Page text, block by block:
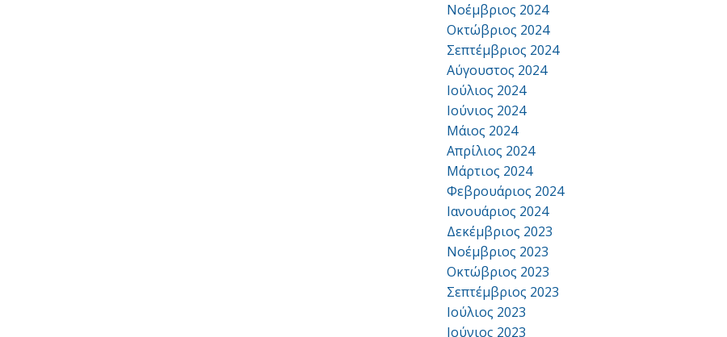
Νοέμβριος 2024
Οκτώβριος 2024
Σεπτέμβριος 2024
Αύγουστος 2024
Ιούλιος 2024
Ιούνιος 2024
Μάιος 2024
Απρίλιος 2024
Μάρτιος 2024
Φεβρουάριος 2024
Ιανουάριος 2024
Δεκέμβριος 2023
Νοέμβριος 2023
Οκτώβριος 2023
Σεπτέμβριος 2023
Ιούλιος 2023
Ιούνιος 2023